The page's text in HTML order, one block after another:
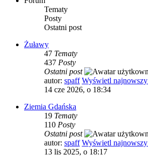
Tematy
Posty
Ostatni post
Żuławy
47 Tematy
437 Posty
Ostatni post
autor: spaff Wyświetl
14 cze 2026, o 18:34
Ziemia Gdańska
19 Tematy
110 Posty
Ostatni post
autor: spaff Wyświetl
13 lis 2025, o 18:17